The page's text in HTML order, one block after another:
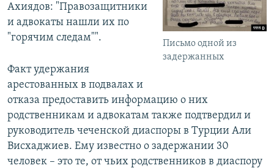
Письмо одной из
задержанных
Ахиядов: "Правозащитники
и адвокаты нашли их по
"горячим следам"".
Факт удержания
арестованных в подвалах и
отказа предоставить информацию о них
родственникам и адвокатам также подтвердил и
руководитель чеченской диаспоры в Турции Али
Висхаджиев. Ему известно о задержании 30
человек – это те, от чьих родственников в диаспору